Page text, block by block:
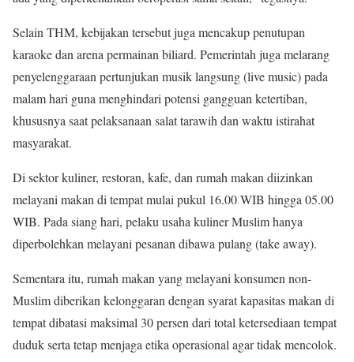
Selain THM, kebijakan tersebut juga mencakup penutupan
karaoke dan arena permainan biliard. Pemerintah juga melarang
penyelenggaraan pertunjukan musik langsung (live music) pada
malam hari guna menghindari potensi gangguan ketertiban,
khususnya saat pelaksanaan salat tarawih dan waktu istirahat
masyarakat.
Di sektor kuliner, restoran, kafe, dan rumah makan diizinkan
melayani makan di tempat mulai pukul 16.00 WIB hingga 05.00
WIB. Pada siang hari, pelaku usaha kuliner Muslim hanya
diperbolehkan melayani pesanan dibawa pulang (take away).
Sementara itu, rumah makan yang melayani konsumen non-
Muslim diberikan kelonggaran dengan syarat kapasitas makan di
tempat dibatasi maksimal 30 persen dari total ketersediaan tempat
duduk serta tetap menjaga etika operasional agar tidak mencolok.